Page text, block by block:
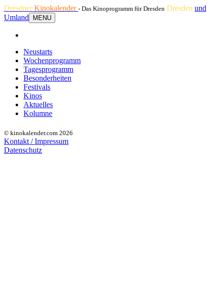
DresdnerKinokalender - Das Kinoprogramm für Dresden Dresden und
Umland
MENU
Neustarts
Wochenprogramm
Tagesprogramm
Besonderheiten
Festivals
Kinos
Aktuelles
Kolumne
© kinokalender.com 2026
Kontakt / Impressum
Datenschutz